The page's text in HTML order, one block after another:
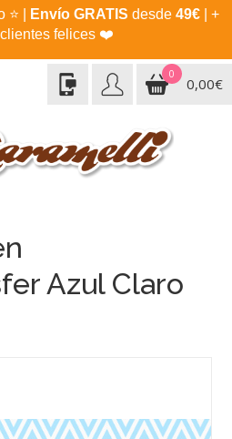
⭐ Envío GRATIS desde 49€| +
felices ❤️
0
0,00€
Azul Claro